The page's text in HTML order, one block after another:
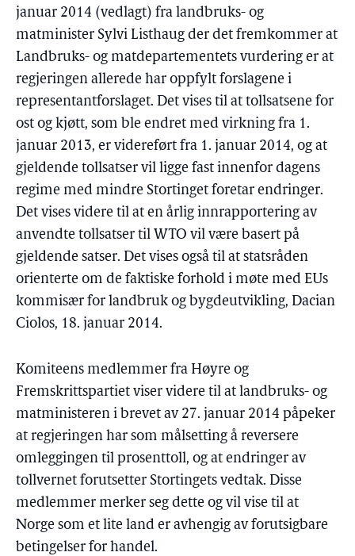
januar 2014 (vedlagt) fra landbruks- og
matminister Sylvi Listhaug der det fremkommer at
Landbruks- og matdepartementets vurdering er at
regjeringen allerede har oppfylt forslagene i
representantforslaget. Det vises til at tollsatsene for
ost og kjøtt, som ble endret med virkning fra 1.
januar 2013, er videreført fra 1. januar 2014, og at
gjeldende tollsatser vil ligge fast innenfor dagens
regime med mindre Stortinget foretar endringer.
Det vises videre til at en årlig innrapportering av
anvendte tollsatser til WTO vil være basert på
gjeldende satser. Det vises også til at statsråden
orienterte om de faktiske forhold i møte med EUs
kommisær for landbruk og bygdeutvikling, Dacian
Ciolos, 18. januar 2014.
Komiteens medlemmer fra Høyre og
Fremskrittspartiet viser videre til at landbruks- og
matministeren i brevet av 27. januar 2014 påpeker
at regjeringen har som målsetting å reversere
omleggingen til prosenttoll, og at endringer av
tollvernet forutsetter Stortingets vedtak. Disse
medlemmer merker seg dette og vil vise til at
Norge som et lite land er avhengig av forutsigbare
betingelser for handel.